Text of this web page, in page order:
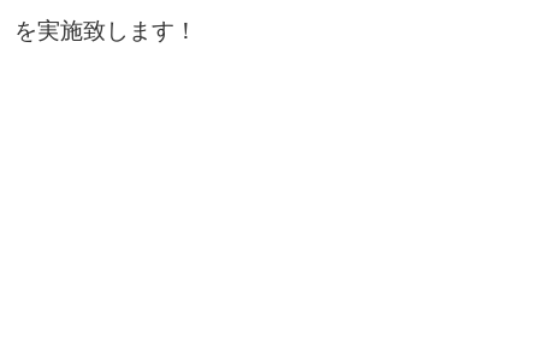
を実施致します！